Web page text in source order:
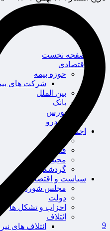
صفحه نخست
اقتصادی
حوزه بیمه
شرکت های
بین الملل
بانک
بورس
خودرو
اجتماعی
سلامت
قضایی
محیط زیست
گردشگری
سیاست و اقتصاد
مجلس شورای
دولت
احزاب و تشکل ها
ائتلاف
ائتلاف های
9